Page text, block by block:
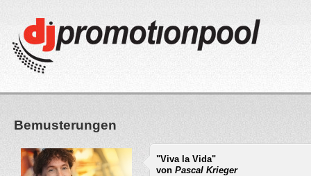
Bemusterungen
"Viva la Vida"
von Pascal Krieger